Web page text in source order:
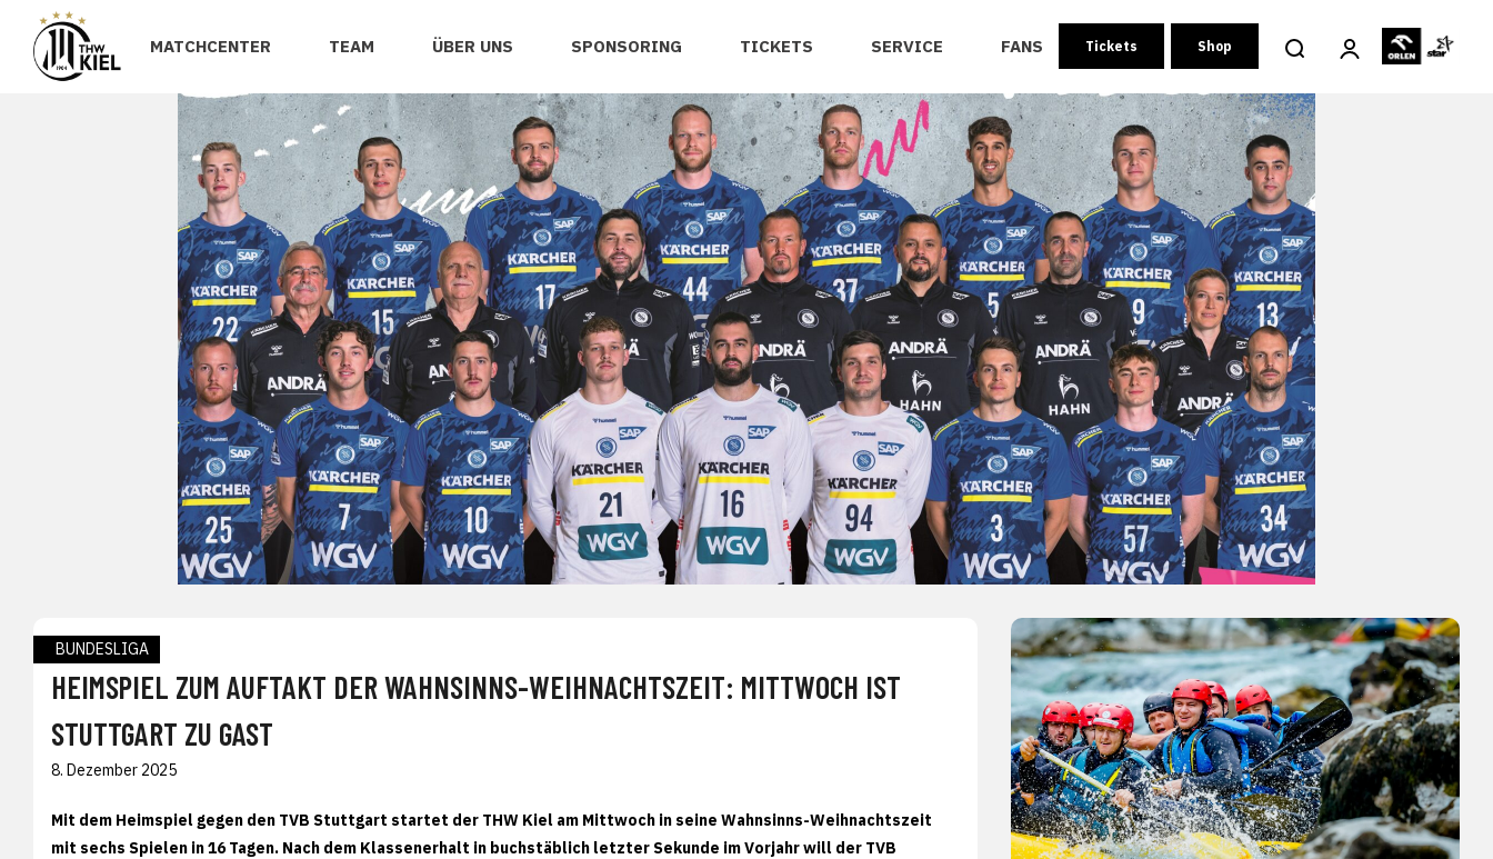
MATCHCENTER TEAM ÜBER UNS SPONSORING TICKETS SERVICE FANS Tickets Shop
BUNDESLIGA
HEIMSPIEL ZUM AUFTAKT DER WAHNSINNS-WEIHNACHTSZEIT: MITTWOCH IST
STUTTGART ZU GAST
8. Dezember 2025
Mit dem Heimspiel gegen den TVB Stuttgart startet der THW Kiel am Mittwoch in seine Wahnsinns-Weihnachtszeit
mit sechs Spielen in 16 Tagen. Nach dem Klassenerhalt in buchstäblich letzter Sekunde im Vorjahr will der TVB